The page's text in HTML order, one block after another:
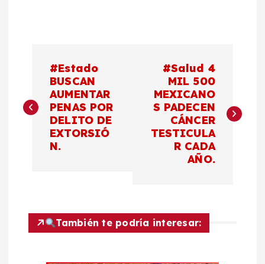
v
c
#Estado
BUSCAN
AUMENTAR
PENAS POR
DELITO DE
EXTORSIÓ
N.
#Salud 4
MIL 500
MEXICANO
S PADECEN
CÁNCER
TESTICULA
R CADA
AÑO.
También te podría interesar: